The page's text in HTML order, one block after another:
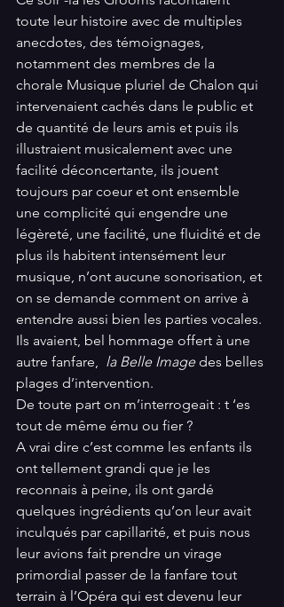
toute leur histoire avec de multiples
anecdotes, des témoignages,
notamment des membres de la
chorale Musique pluriel de Chalon qui
intervenaient cachés dans le public et
de quantité de leurs amis et puis ils
illustraient musicalement avec une
facilité déconcertante, ils jouent
toujours par coeur et ont ensemble
une complicité qui engendre une
légèreté, une facilité, une fluidité et de
plus ils habitent intensément leur
musique, n’ont aucune sonorisation, et
on se demande comment on arrive à
entendre aussi bien les parties vocales.
Ils avaient, bel hommage offert à une
autre fanfare, la Belle Image des belles
plages d’intervention.
De toute part on m’interrogeait : t ‘es
tout de même ému ou fier ?
A vrai dire c’est comme les enfants ils
ont tellement grandi que je les
reconnais à peine, ils ont gardé
quelques ingrédients qu’on leur avait
inculqués par capillarité, et puis nous
leur avions fait prendre un virage
primordial passer de la fanfare tout
terrain à l’Opéra qui est devenu leur